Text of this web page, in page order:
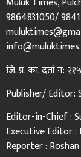
9864831050/
जि. प्र. का. दर्ता न:
Publisher/ Editor:
Editor-in-Chief :
Executive Editor :
Reporter :